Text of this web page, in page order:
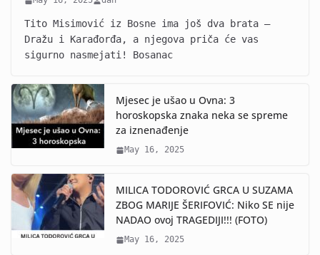
Tito Misimović iz Bosne ima još dva brata –
Dražu i Karađorđa, a njegova priča će vas
sigurno nasmejati! Bosanac
Mjesec je ušao u Ovna: 3
horoskopska znaka neka se spreme
za iznenađenje
May 16, 2025
MILICA TODOROVIĆ GRCA U SUZAMA
ZBOG MARIJE ŠERIFOVIĆ: Niko SE nije
NADAO ovoj TRAGEDIJI!!! (FOTO)
May 16, 2025